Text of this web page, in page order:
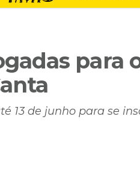
para
13 de junho para se